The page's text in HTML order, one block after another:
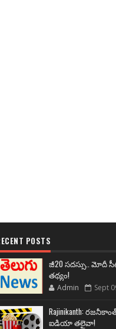
POSTS
జీ20 సదస్సు.. మోదీ
తథ్యం!
Admin Sept
Rajinikanth:
ఐడియా తలైవా!